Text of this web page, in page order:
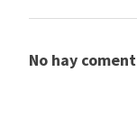
No hay